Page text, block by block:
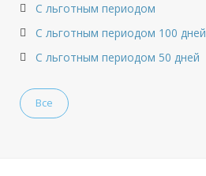
С льготным периодом
С льготным периодом 100 дней
С льготным периодом 50 дней
Все